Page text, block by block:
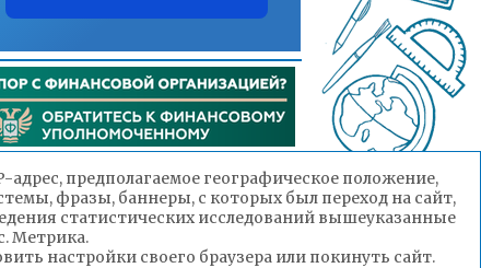
предполагаемое географическое положение,
фразы, баннеры, с которых был переход на сайт,
статистических исследований вышеуказанные
Метрика.
настройки своего браузера или покинуть сайт.